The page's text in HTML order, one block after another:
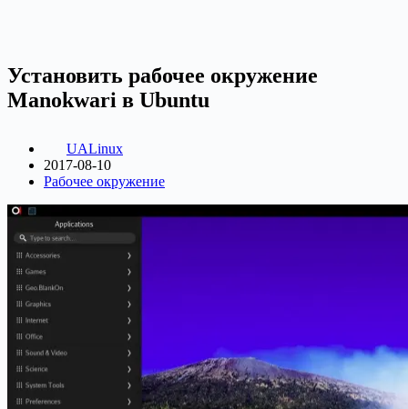
Установить рабочее окружение
Manokwari в Ubuntu
UALinux
2017-08-10
Рабочее окружение